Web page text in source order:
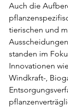
Auch die
tierischen und
standen im
Innovationen
Windkraft-,